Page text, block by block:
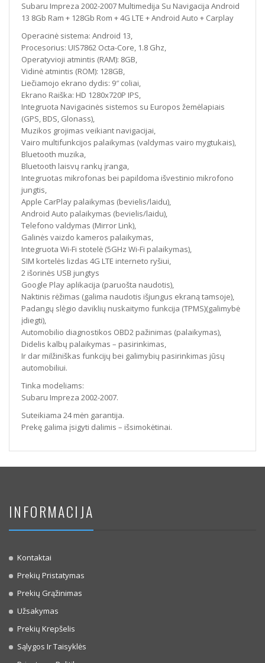
Subaru Impreza 2002-2007 Multimedija Su Navigacija Android
13 8Gb Ram + 128Gb Rom + 4G LTE + Android Auto + Carplay
Operacinė sistema: Android 13,
Procesorius: UIS7862 Octa-Core, 1.8 Ghz,
Operatyvioji atmintis (RAM): 8GB,
Vidinė atmintis (ROM): 128GB,
Liečiamojo ekrano dydis: 9″ coliai,
Ekrano Raiška: HD 1280x720P IPS,
Integruota Navigacinės sistemos su Europos žemėlapiais
(GPS, BDS, Glonass),
Muzikos grojimas veikiant navigacijai,
Vairo multifunkcijos palaikymas (valdymas vairo mygtukais),
Bluetooth muzika,
Bluetooth laisvų rankų įranga,
Integruotas mikrofonas bei papildoma išvestinio mikrofono
jungtis,
Apple CarPlay palaikymas (bevielis/laidu),
Android Auto palaikymas (bevielis/laidu),
Telefono valdymas (Mirror Link),
Galinės vaizdo kameros palaikymas,
Integruota Wi-Fi stotelė (5GHz Wi-Fi palaikymas),
SIM kortelės lizdas 4G LTE interneto ryšiui,
2 išorinės USB jungtys
Google Play aplikacija (paruošta naudotis),
Naktinis rėžimas (galima naudotis išjungus ekraną tamsoje),
Padangų slėgio daviklių nuskaitymo funkcija (TPMS)(galimybė
įdiegti),
Automobilio diagnostikos OBD2 pažinimas (palaikymas),
Didelis kalbų palaikymas – pasirinkimas,
Ir dar milžiniškas funkcijų bei galimybių pasirinkimas jūsų
automobiliui.
Tinka modeliams:
Subaru Impreza 2002-2007.
Suteikiama 24 mėn garantija.
Prekę galima įsigyti dalimis – išsimokėtinai.
INFORMACIJA
Kontaktai
Prekių Pristatymas
Prekių Grąžinimas
Užsakymas
Prekių Krepšelis
Sąlygos Ir Taisyklės